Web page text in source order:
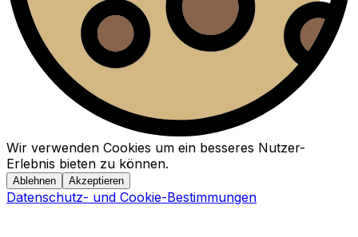
Wir verwenden Cookies um ein besseres Nutzer-
Erlebnis bieten zu können.
Ablehnen Akzeptieren
Datenschutz- und Cookie-Bestimmungen